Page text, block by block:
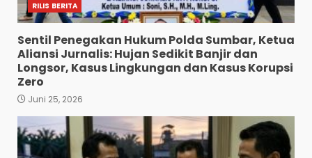
RILIS BERITA
Sentil Penegakan Hukum Polda Sumbar, Ketua
Aliansi Jurnalis: Hujan Sedikit Banjir dan
Longsor, Kasus Lingkungan dan Kasus Korupsi
Zero
Juni 25, 2026